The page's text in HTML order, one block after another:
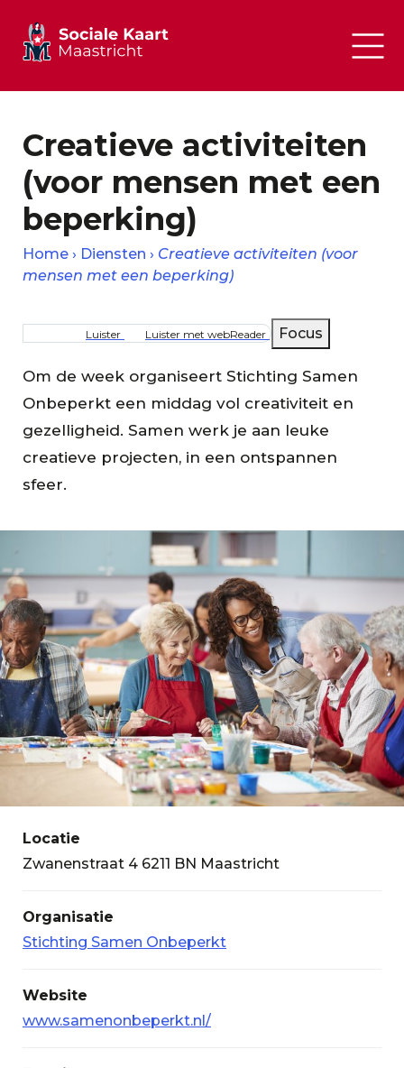
Creatieve activiteiten
(voor mensen met een
beperking)
Home Diensten
Creatieve activiteiten (voor
mensen met een beperking)
Luister Luister met webReader Focus
Om de week organiseert Stichting Samen
Onbeperkt een middag vol creativiteit en
gezelligheid. Samen werk je aan leuke
creatieve projecten, in een ontspannen
sfeer.
Locatie
Zwanenstraat 4 6211 BN Maastricht
Organisatie
Stichting Samen Onbeperkt
Website
www.samenonbeperkt.nl/